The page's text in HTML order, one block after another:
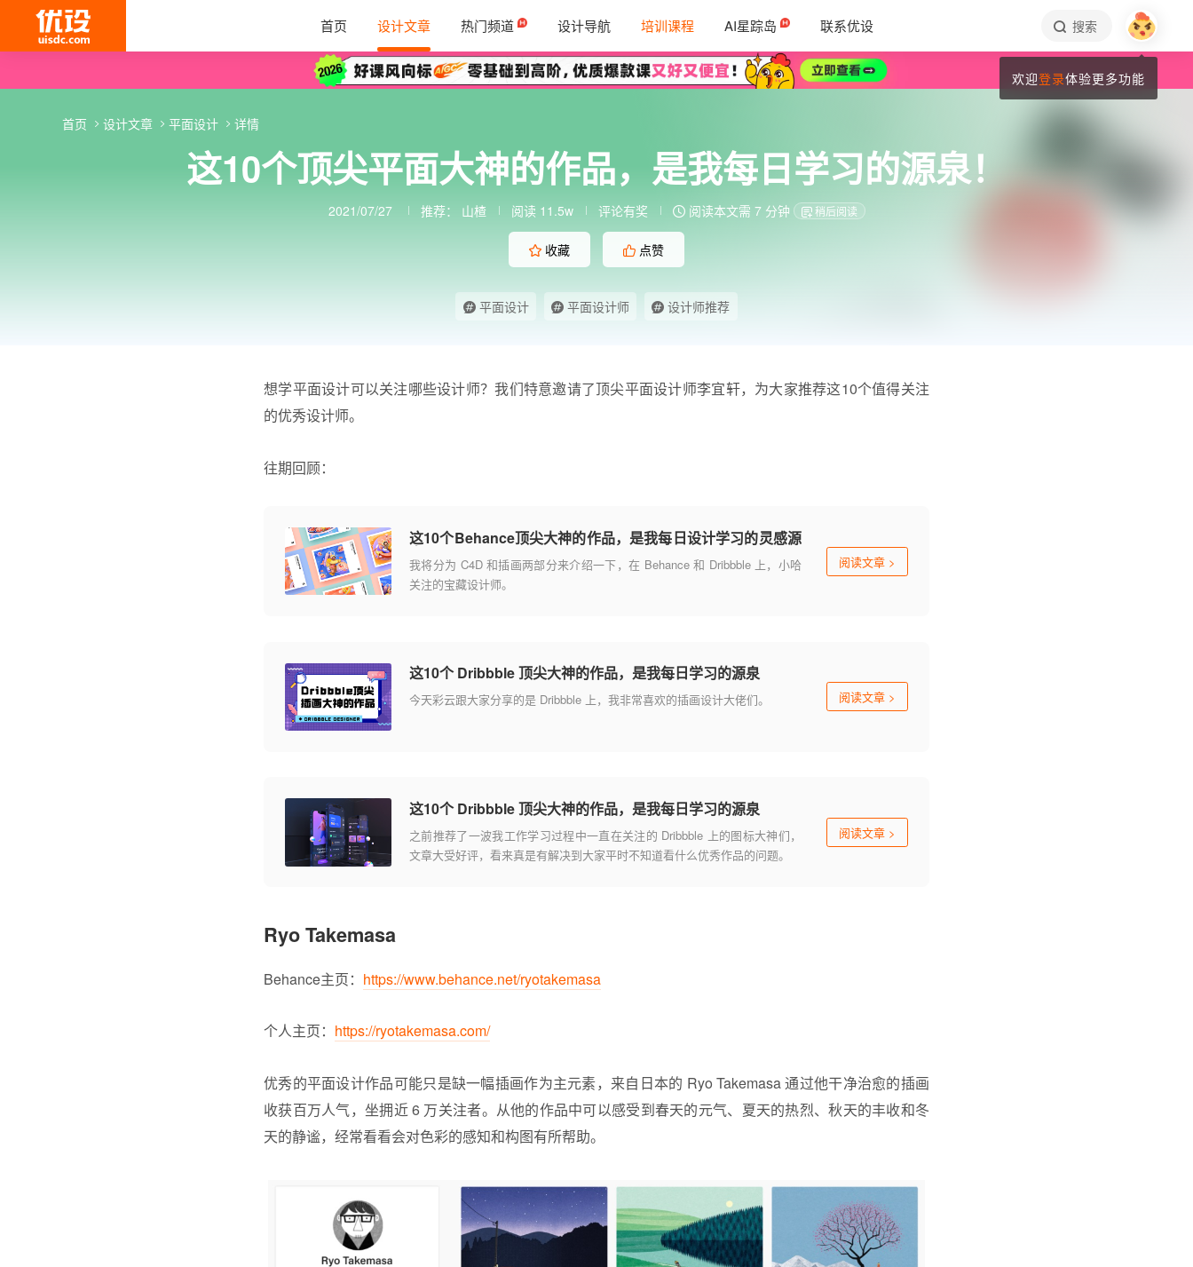
首页 设计文章 热门频道 设计导航 培训课程 AI星踪岛 联系优设 搜索
这10个顶尖平面大神的作品，是我每日学习的源泉！
2021/07/27 推荐： 山楂 阅读 11.5w 评论有奖 阅读本文需 7 分钟 稍后阅读
收藏 点赞
平面设计 平面设计师 设计师推荐
首页 设计文章 平面设计 详情
想学平面设计可以关注哪些设计师？我们特意邀请了顶尖平面设计师李宜轩，为大家推荐这10个值得关注
的优秀设计师。
往期回顾：
这10个Behance顶尖大神的作品，是我每日设计学习的灵感源
泉
我将分为 C4D 和插画两部分来介绍一下，在 Behance 和 Dribbble 上，小哈
关注的宝藏设计师。
阅读文章 >
这10个 Dribbble 顶尖大神的作品，是我每日学习的源泉
今天彩云跟大家分享的是 Dribbble 上，我非常喜欢的插画设计大佬们。 阅读文章 >
这10个 Dribbble 顶尖大神的作品，是我每日学习的源泉
之前推荐了一波我工作学习过程中一直在关注的 Dribbble 上的图标大神们，
文章大受好评，看来真是有解决到大家平时不知道看什么优秀作品的问题。
阅读文章 >
Ryo Takemasa
Behance主页： https://www.behance.net/ryotakemasa
个人主页： https://ryotakemasa.com/
优秀的平面设计作品可能只是缺一幅插画作为主元素，来自日本的 Ryo Takemasa 通过他干净治愈的插画
收获百万人气，坐拥近 6 万关注者。从他的作品中可以感受到春天的元气、夏天的热烈、秋天的丰收和冬
天的静谧，经常看看会对色彩的感知和构图有所帮助。
欢迎登录体验更多功能